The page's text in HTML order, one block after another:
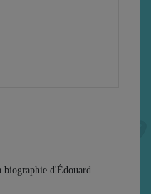
biographie d'Édouard